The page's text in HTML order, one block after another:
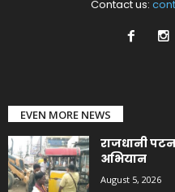
Contact us:
EVEN MORE NEWS
राजधानी
अभियान
August 5, 2026